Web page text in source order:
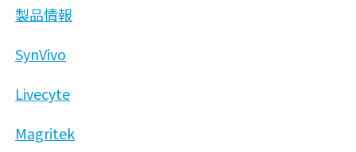
製品情報
SynVivo
Livecyte
Magritek